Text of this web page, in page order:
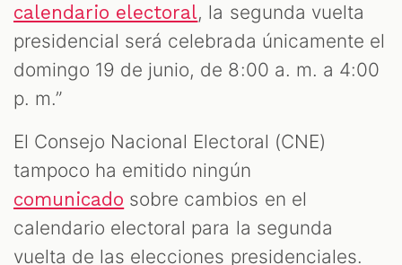
calendario electoral, la segunda vuelta
presidencial será celebrada únicamente el
domingo 19 de junio, de 8:00 a. m. a 4:00
p. m.”
El Consejo Nacional Electoral (CNE)
tampoco ha emitido ningún
comunicado sobre cambios en el
calendario electoral para la segunda
vuelta de las elecciones presidenciales.